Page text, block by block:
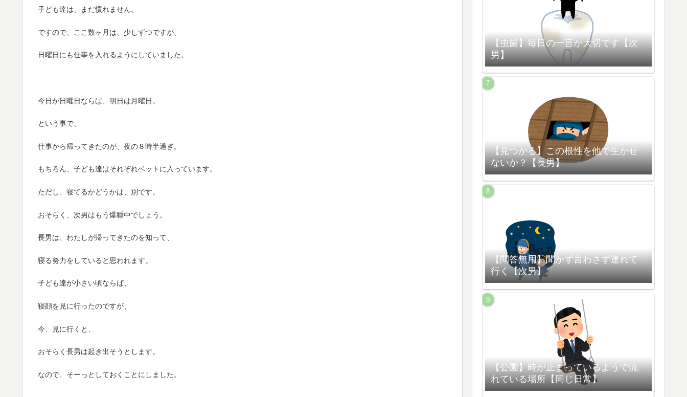
子ども達は、まだ慣れません。
ですので、ここ数ヶ月は、少しずつですが、
日曜日にも仕事を入れるようにしていました。
今日が日曜日ならば、明日は月曜日。
という事で、
仕事から帰ってきたのが、夜の８時半過ぎ。
もちろん、子ども達はそれぞれベットに入っています。
ただし、寝てるかどうかは、別です。
おそらく、次男はもう爆睡中でしょう。
長男は、わたしが帰ってきたのを知って、
寝る努力をしていると思われます。
子ども達が小さい頃ならば、
寝顔を見に行ったのですが、
今、見に行くと、
おそらく長男は起き出そうとします。
なので、そーっとしておくことにしました。
【虫歯】毎日の一言が大切です【次
男】
【見つかる】この根性を他で生かせ
ないか？【長男】
【問答無用】聞かず言わさず連れて
行く【次男】
【公園】時が止まっているようで流
れている場所【同じ日常】